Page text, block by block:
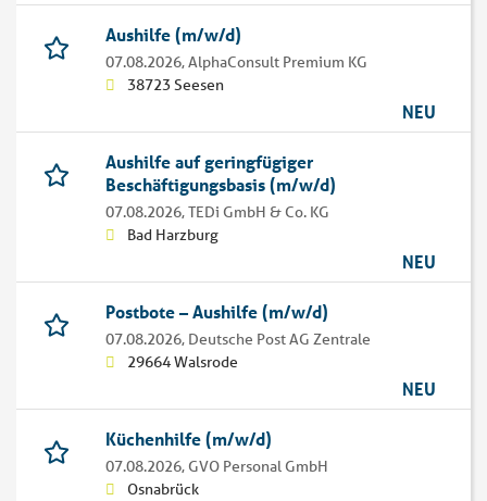
Aushilfe (m/w/d)
07.08.2026,AlphaConsult Premium KG
38723 Seesen
NEU
Aushilfe auf geringfügiger
Beschäftigungsbasis (m/w/d)
07.08.2026,TEDi GmbH & Co. KG
Bad Harzburg
NEU
Postbote – Aushilfe (m/w/d)
07.08.2026, Deutsche Post AG Zentrale
29664 Walsrode
NEU
Küchenhilfe (m/w/d)
07.08.2026, GVO Personal GmbH
Osnabrück